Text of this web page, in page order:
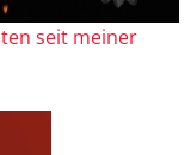
seit meiner